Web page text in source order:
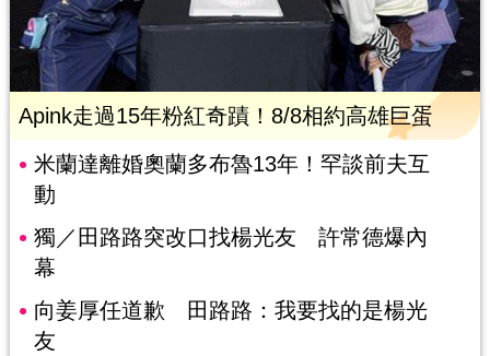
Apink走過15年粉紅奇蹟！8/8相約高雄巨蛋
米蘭達離婚奧蘭多布魯13年！罕談前夫互
動
獨／田路路突改口找楊光友 許常德爆內
幕
向姜厚任道歉 田路路：我要找的是楊光
友